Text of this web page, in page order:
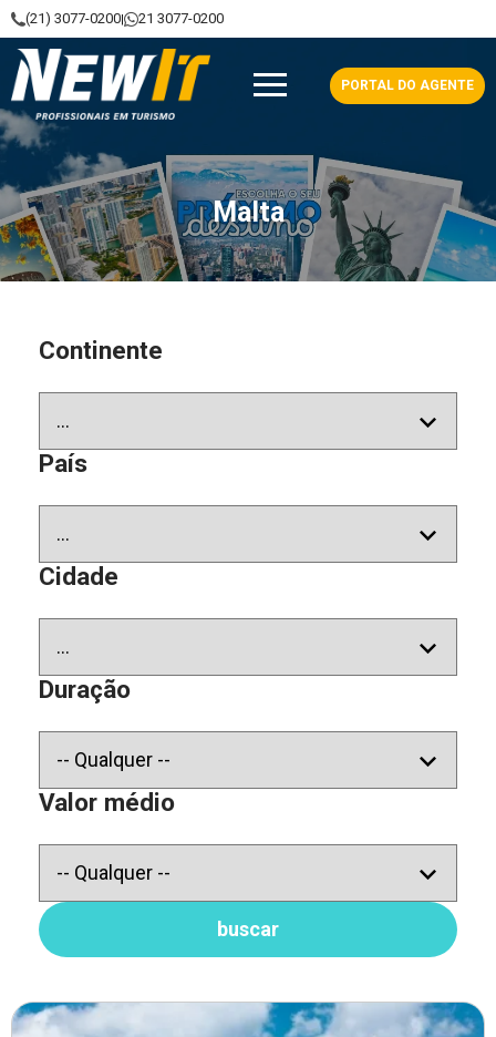
(21) 3077-0200 21 3077-0200
NewIt - Profissionais em Turismo
PORTAL DO AGENTE
Malta
Continente
País
Cidade
Duração
Valor médio
buscar